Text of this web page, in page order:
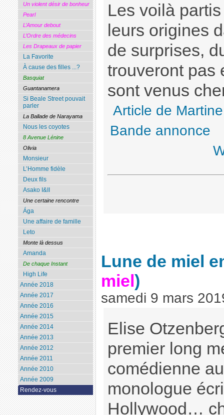
Les voilà
leurs origines
de surprises,
trouveront pas
sont venus
Article de Martine
Bande annonce
Lune de miel
miel )
samedi 9 mars
Elise
premier long
comédienne
monologue
Hollywood…
Un violent désir de bonheur
Pearl
L’Amour debout
L’Ordre des médecins
Les Drapeaux de papier
La Favorite
À cause des filles ...?
Basquiat
Guantanamera
Si Beale Street pouvait
parler
La Ballade de Narayama
Nous les coyotes
8 Avenue Lénine
Olivia
Monsieur
L’Homme fidèle
Deux fils
Asako I&II
Une certaine rencontre
Ága
Une affaire de famille
Leto
Monte là dessus
Amanda
De chaque Instant
High Life
Année 2018
Année 2017
Année 2016
Année 2015
Année 2014
Année 2013
Année 2012
Année 2011
Année 2010
Année 2009
Rendez-vous